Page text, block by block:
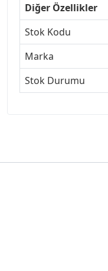
Diğer Özellikler
Stok Kodu
Marka
Stok Durumu